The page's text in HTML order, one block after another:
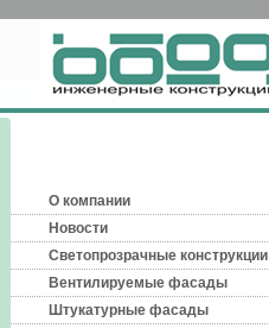
О компании
Новости
Светопрозрачные конструкции
Вентилируемые фасады
Штукатурные фасады